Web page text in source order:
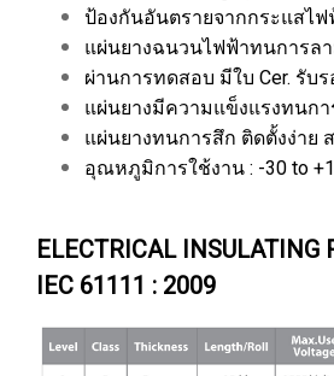
ป้องกันอันตรายจากกระแสไ
แผ่นยางฉนวนไฟฟ้าทนการล
ผ่านการทดสอบ มีใบ Cer. รับร
แผ่นยางมีความแข็งแรงทนก
แผ่นยางทนการสึก ติดตั้งง่าย
อุณหภูมิการใช้งาน : -30 to
ELECTRICAL INSULATING
IEC 61111 : 2009